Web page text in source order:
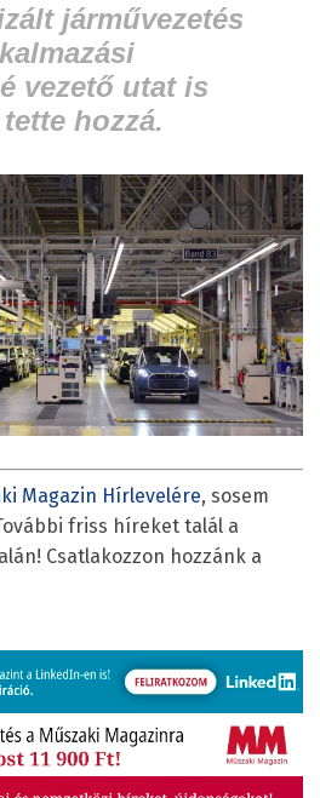
járművezetés
vezető utat is
hozzá.
Magazin Hírlevelére, sosem
friss híreket talál a
Csatlakozzon hozzánk a